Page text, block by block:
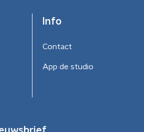
Info
Contact
App de studio